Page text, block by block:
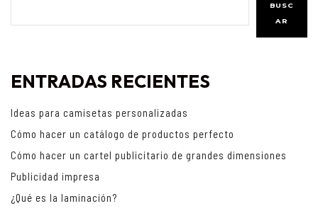
BUSC
AR
ENTRADAS RECIENTES
Ideas para camisetas personalizadas
Cómo hacer un catálogo de productos perfecto
Cómo hacer un cartel publicitario de grandes dimensiones
Publicidad impresa
¿Qué es la laminación?